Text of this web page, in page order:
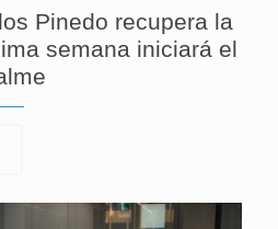
Pinedo recupera la
semana iniciará el